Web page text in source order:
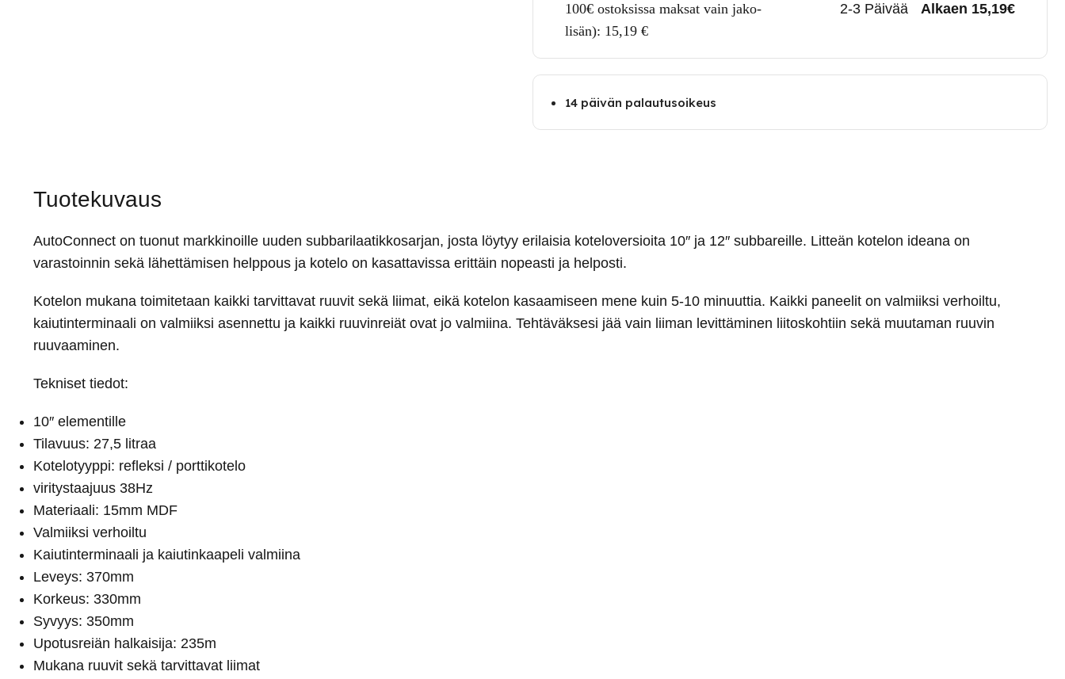
100€ ostoksissa maksat vain jako-
lisän): 15,19 €
2-3 Päivää Alkaen 15,19€
14 päivän palautusoikeus
Tuotekuvaus
AutoConnect on tuonut markkinoille uuden subbarilaatikkosarjan, josta löytyy erilaisia koteloversioita 10″ ja 12″ subbareille. Litteän kotelon ideana on
varastoinnin sekä lähettämisen helppous ja kotelo on kasattavissa erittäin nopeasti ja helposti.
Kotelon mukana toimitetaan kaikki tarvittavat ruuvit sekä liimat, eikä kotelon kasaamiseen mene kuin 5-10 minuuttia. Kaikki paneelit on valmiiksi verhoiltu,
kaiutinterminaali on valmiiksi asennettu ja kaikki ruuvinreiät ovat jo valmiina. Tehtäväksesi jää vain liiman levittäminen liitoskohtiin sekä muutaman ruuvin
ruuvaaminen.
Tekniset tiedot:
10″ elementille
Tilavuus: 27,5 litraa
Kotelotyyppi: refleksi / porttikotelo
viritystaajuus 38Hz
Materiaali: 15mm MDF
Valmiiksi verhoiltu
Kaiutinterminaali ja kaiutinkaapeli valmiina
Leveys: 370mm
Korkeus: 330mm
Syvyys: 350mm
Upotusreiän halkaisija: 235m
Mukana ruuvit sekä tarvittavat liimat